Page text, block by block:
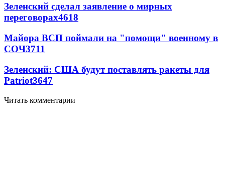
Зеленский сделал заявление о мирных
переговорах4618
Майора ВСП поймали на "помощи" военному в
СОЧ3711
Зеленский: США будут поставлять ракеты для
Patriot3647
Читать комментарии